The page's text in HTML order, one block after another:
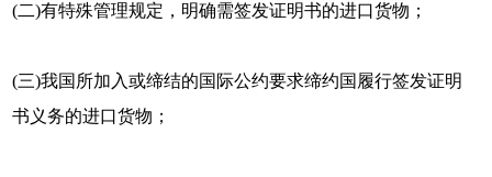
(二)有特殊管理规定，明确需签发证明书的进口货物；
(三)我国所加入或缔结的国际公约要求缔约国履行签发证明
书义务的进口货物；